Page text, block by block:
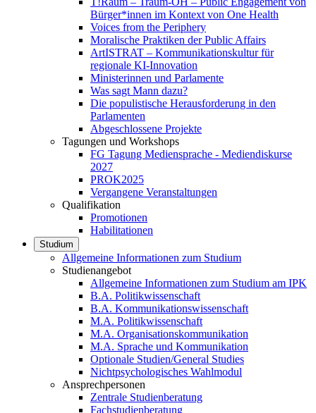
Bürger*innen im Kontext von One Health
Voices from the Periphery
Moralische Praktiken der Public Affairs
ArtISTRAT – Kommunikationskultur für
regionale KI-Innovation
Ministerinnen und Parlamente
Was sagt Mann dazu?
Die populistische Herausforderung in den
Parlamenten
Abgeschlossene Projekte
Tagungen und Workshops
FG Tagung Mediensprache - Mediendiskurse
2027
PROK2025
Vergangene Veranstaltungen
Qualifikation
Promotionen
Habilitationen
Studium
Allgemeine Informationen zum Studium
Studienangebot
Allgemeine Informationen zum Studium am IPK
B.A. Politikwissenschaft
B.A. Kommunikationswissenschaft
M.A. Politikwissenschaft
M.A. Organisationskommunikation
M.A. Sprache und Kommunikation
Optionale Studien/General Studies
Nichtpsychologisches Wahlmodul
Ansprechpersonen
Zentrale Studienberatung
Fachstudienberatung